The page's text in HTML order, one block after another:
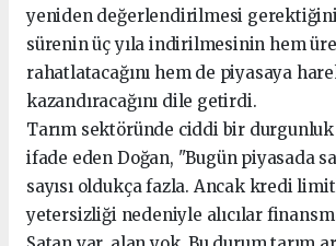
yeniden değerlendirilmesi
sürenin üç yıla indirilmesinin hem
rahatlatacağını hem de piyasaya
kazandıracağını dile getirdi.
Tarım sektöründe ciddi bir durgunluk
ifade eden Doğan, "Bugün piyasada
sayısı oldukça fazla. Ancak kredi
yetersizliği nedeniyle alıcılar